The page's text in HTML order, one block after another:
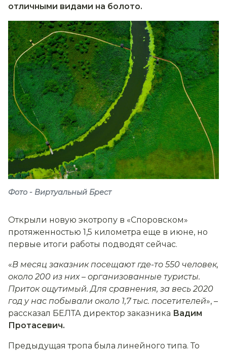
отличными видами на болото.
Фото - Виртуальный Брест
Открыли новую экотропу в «Споровском»
протяженностью 1,5 километра еще в июне, но
первые итоги работы подводят сейчас.
«В месяц заказник посещают где-то 550 человек,
около 200 из них– организованные туристы.
Приток ощутимый. Для сравнения, за весь 2020
год у нас побывали около 1,7 тыс. посетителей», –
рассказал БЕЛТА директор заказника Вадим
Протасевич.
Предыдущая тропа была линейного типа. То